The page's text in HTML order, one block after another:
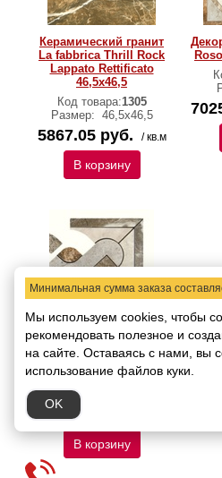
Керамический гранит
La fabbrica Thrill Rock
Lappato Rettificato
46,5х46,5
Код товара:1305
Размер: 46,5х46,5
5867.05 руб. / кв.м
В корзину
Декор La fabbrica Thrill
Angolo Treccia Naturale
11,5х11,5
1307
Размер:
1920.27 руб.
В корзину
Минимальная сумма заказа
Мы используем cookies, чтобы
рекомендовать полезное и
на сайте. Оставаясь с нами, вы
использование файлов куки.
OK